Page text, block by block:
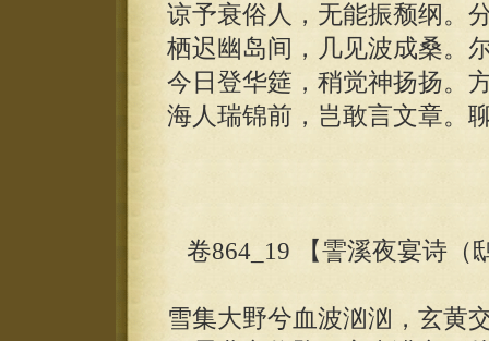
谅予衰俗人，无能振颓纲。
栖迟幽岛间，几见波成桑。
今日登华筵，稍觉神扬扬。
海人瑞锦前，岂敢言文章。
卷864_19 【霅溪夜宴诗（
雪集大野兮血波汹汹，玄黄